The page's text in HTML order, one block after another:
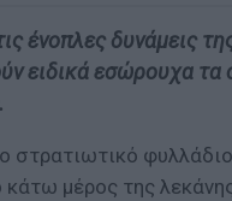
ένοπλες δυνάμεις
ειδικά εσώρουχα τα
κάτω μέρος της